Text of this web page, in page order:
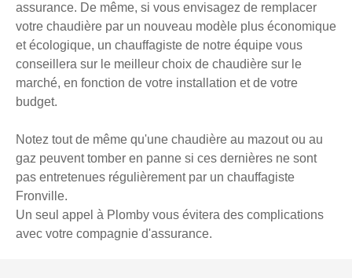
assurance. De même, si vous envisagez de remplacer
votre chaudière par un nouveau modèle plus économique
et écologique, un chauffagiste de notre équipe vous
conseillera sur le meilleur choix de chaudière sur le
marché, en fonction de votre installation et de votre
budget.
Notez tout de même qu'une chaudière au mazout ou au
gaz peuvent tomber en panne si ces dernières ne sont
pas entretenues régulièrement par un chauffagiste
Fronville.
Un seul appel à Plomby vous évitera des complications
avec votre compagnie d'assurance.